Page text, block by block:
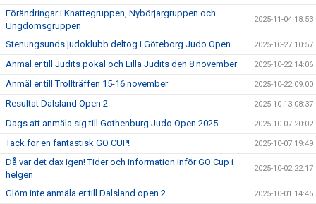
Förändringar i Knattegruppen, Nybörjargruppen och
Ungdomsgruppen
2025-11-04 18:53
Stenungsunds judoklubb deltog i Göteborg Judo Open 2025-10-27 10:57
Anmäl er till Judits pokal och Lilla Judits den 8 november 2025-10-22 14:06
Anmäl er till Trollträffen 15-16 november 2025-10-22 09:00
Resultat Dalsland Open 2 2025-10-13 08:37
Dags att anmäla sig till Gothenburg Judo Open 2025 2025-10-07 20:02
Tack för en fantastisk GO CUP! 2025-10-07 19:49
Då var det dax igen! Tider och information inför GO Cup i
helgen
2025-10-02 22:17
Glöm inte anmäla er till Dalsland open 2 2025-10-01 14:45